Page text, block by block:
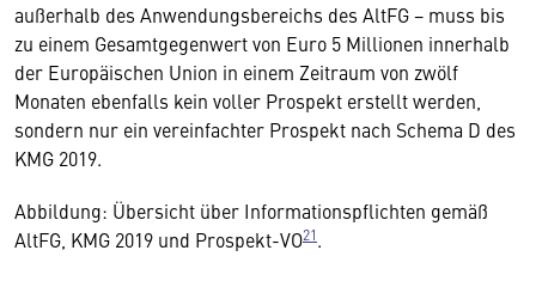
außerhalb des Anwendungsbereichs des AltFG − muss bis
zu einem Gesamtgegenwert von Euro 5 Millionen innerhalb
der Europäischen Union in einem Zeitraum von zwölf
Monaten ebenfalls kein voller Prospekt erstellt werden,
sondern nur ein vereinfachter Prospekt nach Schema D des
KMG 2019.
Abbildung: Übersicht über Informationspflichten gemäß
AltFG, KMG 2019 und Prospekt-VO21.